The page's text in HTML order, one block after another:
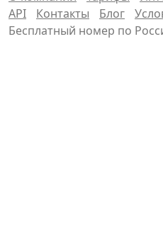
API
Контакты Блог
Бесплатный номер по